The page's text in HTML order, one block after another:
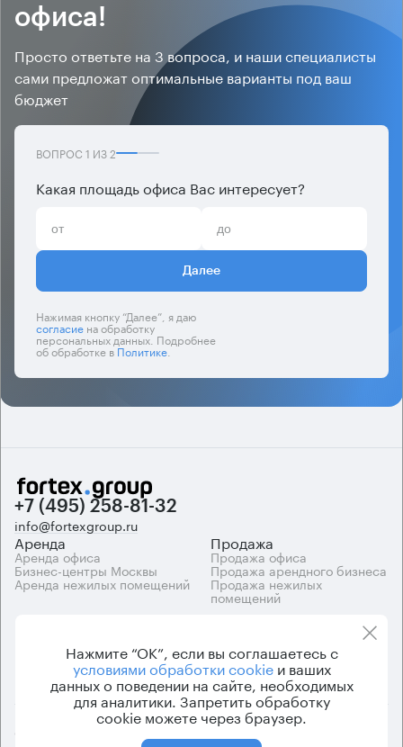
офиса!
Просто ответьте на 3 вопроса, и наши специалисты
сами предложат оптимальные варианты под ваш
бюджет
ВОПРОС 1 ИЗ2
Какая площадь офиса Вас интересует?
Далее
Нажимая кнопку “Далее”, я даю
согласиена обработку
персональных данных. Подробнее
об обработке вПолитике.
+7 (495) 258-81-32
info@fortexgroup.ru
Аренда
Аренда офиса
Бизнес-центры Москвы
Аренда нежилых помещений
Продажа
Продажа офиса
Продажа арендного бизнеса
Продажа нежилых
помещений
Каталог бизнес-центров О компании
Вакансии
Контакты
© 2026 Fortex.Group. ООО «АРЕНДА ОФИСА», ОГРН 1177746948686,
Нажмите “ОК”, если вы соглашаетесь с
условиями обработки cookieи ваших
данных о поведении на сайте, необходимых
для аналитики. Запретить обработку
cookie можете через браузер.